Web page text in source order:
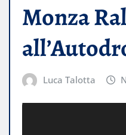
Monza
Luca Talotta